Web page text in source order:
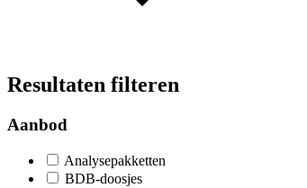
Resultaten filteren
Aanbod
Analysepakketten
BDB-doosjes